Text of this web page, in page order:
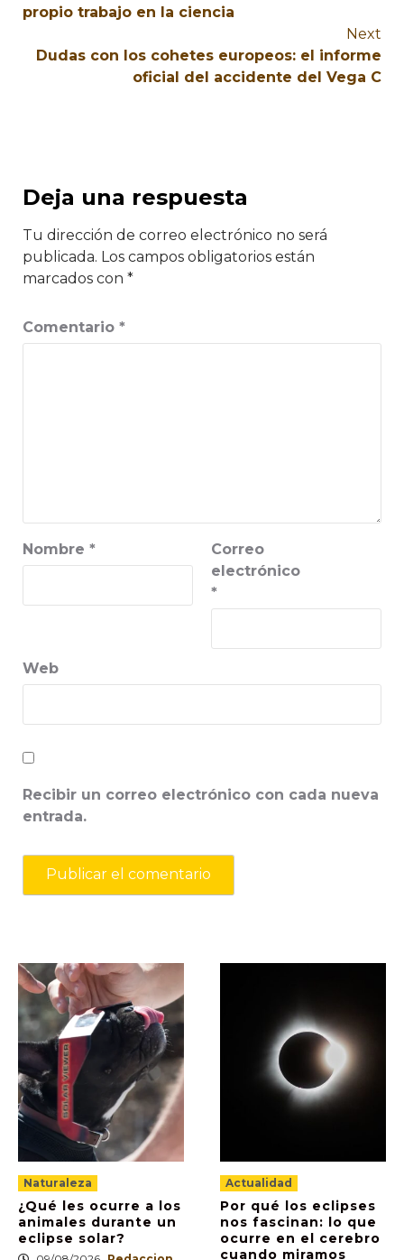
propio trabajo en la ciencia
Next
Dudas con los cohetes europeos: el informe
oficial del accidente del Vega C
Deja una respuesta
Tu dirección de correo electrónico no será
publicada. Los campos obligatorios están
marcados con *
Comentario *
Nombre *
Correo
electrónico
*
Web
Recibir un correo electrónico con cada nueva
entrada.
Naturaleza
¿Qué les ocurre a los
animales durante un
eclipse solar?
Actualidad
Por qué los eclipses
nos fascinan: lo que
ocurre en el cerebro
cuando miramos